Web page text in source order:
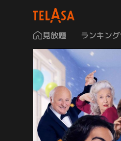
見放題 ランキング